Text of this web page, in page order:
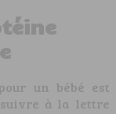
un bébé est
à la lettre